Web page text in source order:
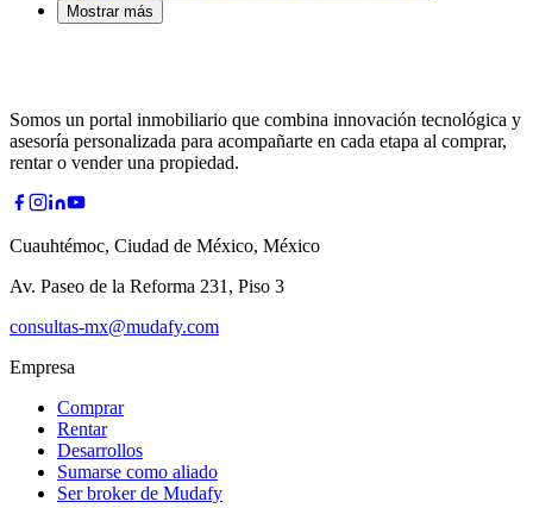
Mostrar más
Somos un portal inmobiliario que combina innovación tecnológica y
asesoría personalizada para acompañarte en cada etapa al comprar,
rentar o vender una propiedad.
Cuauhtémoc, Ciudad de México, México
Av. Paseo de la Reforma 231, Piso 3
consultas-mx@mudafy.com
Empresa
Comprar
Rentar
Desarrollos
Sumarse como aliado
Ser broker de Mudafy